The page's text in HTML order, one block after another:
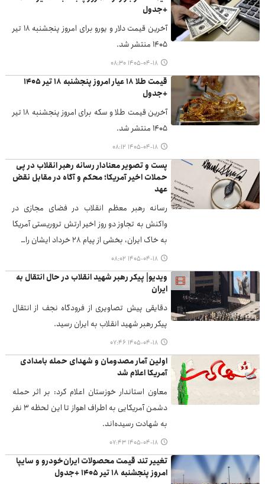
+جدول
آخرین قیمت دلار و یورو برای امروز پنجشنبه ۱۸ تیر
۱۴۰۵ منتشر شد.
۱۴۰۵-۰۴-۱۸ ۰۸:۳۰
قیمت طلا ۱۸ عیار امروز پنجشنبه ۱۸ تیر ۱۴۰۵
+جدول
آخرین قیمت طلا و سکه برای امروز پنجشنبه ۱۸ تیر
۱۴۰۵ منتشر شد.
۱۴۰۵-۰۴-۱۸ ۰۸:۱۲
پست و تصویر معنادار رسانه رهبر انقلاب در پی
حملات اخیر آمریکا؛ محکم و آگاه در مقابل نقض
عهد
رسانه رهبر معظم انقلاب در فضای مجازی در
واکنش به تجاوز دو روز اخیر ارتش تروریستی آمریکا
به خاک ایران، بخشی از پیام ۲۸ خرداد ایشان را…
۱۴۰۵-۰۴-۱۸ ۰۸:۰۲
ویدیو| پیکر رهبر شهید انقلاب در حال انتقال به
ایران
دقایقی پیش تصاویری از فرودگاه نجف از انتقال
پیکر رهبر شهید انقلاب به ایران رسید.
۱۴۰۵-۰۴-۱۸ ۰۷:۴۶
اولین آمار مصدومان و شهدای حمله بامدادی
آمریکا اعلام شد
معاون استاندار خوزستان اعلام کرد: بر اثر حمله
دشمن آمریکایی به اطراف اهواز تا این لحظه ۳ نفر
به شهادت رسیده‌اند.
۱۴۰۵-۰۴-۱۸ ۰۷:۴۳
تغییر تند قیمت محصولات ایران‌خودرو و سایپا
امروز پنجشنبه ۱۸ تیر ۱۴۰۵ +جدول